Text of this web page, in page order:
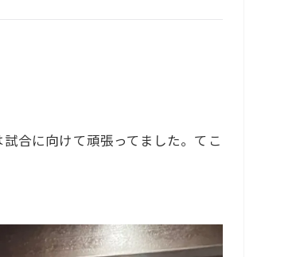
合に向けて頑張ってました。てこ